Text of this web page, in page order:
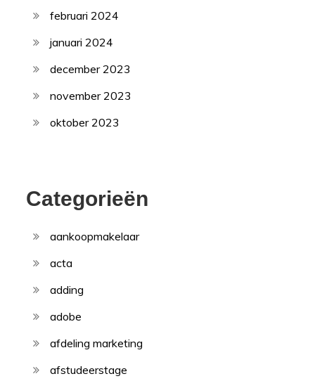
februari 2024
januari 2024
december 2023
november 2023
oktober 2023
Categorieën
aankoopmakelaar
acta
adding
adobe
afdeling marketing
afstudeerstage